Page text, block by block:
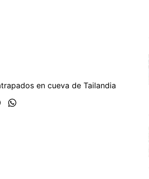
en cueva de Tailandia